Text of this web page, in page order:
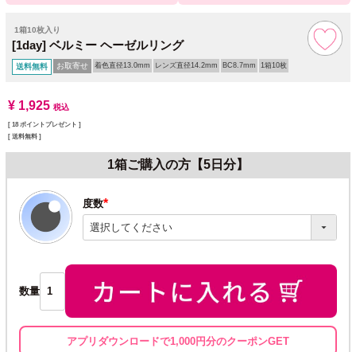
1箱10枚入り
[1day] ベルミー ヘーゼルリング
送料無料 お取寄せ 着色直径13.0mm レンズ直径14.2mm BC8.7mm 1箱10枚
¥ 1,925 税込
[ 18 ポイントプレゼント ]
送料無料
1箱ご購入の方【5日分】
度数
(必
須)
数量
アプリダウンロードで1,000円分のクーポンGET